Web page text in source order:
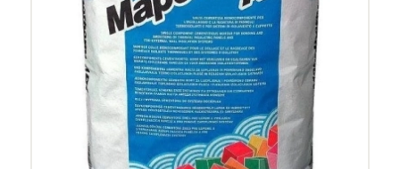
Проектировщикам
Калькуляторы